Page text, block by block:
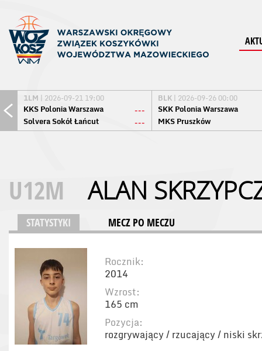
1LM | 2026-09-21 19:00
KKS Polonia Warszawa
---
Solvera Sokół Łańcut
---
BLK | 2026-09-26 00:00
SKK Polonia Warszawa
MKS Pruszków
U12M ALAN
STATYSTYKI MECZ PO MECZU
Rocznik:
2014
Wzrost:
165 cm
Pozycja:
rozgrywający / rzucający / niski